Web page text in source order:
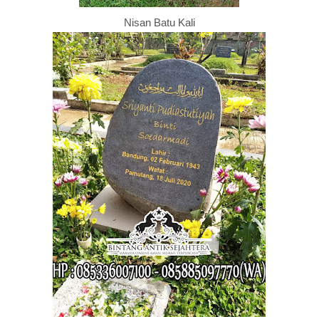
Nisan Batu Kali